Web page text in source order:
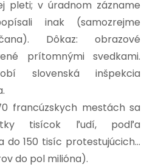
pleti; v úradnom zázname
inak (samozrejme
Dôkaz: obrazové
prítomnými svedkami.
slovenská inšpekcia
francúzskych mestách sa
tisícok ľudí, podľa
do 150 tisíc protestujúcich…
do pol milióna).